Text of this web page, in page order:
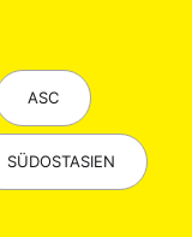
ASC
SÜDOSTASIEN